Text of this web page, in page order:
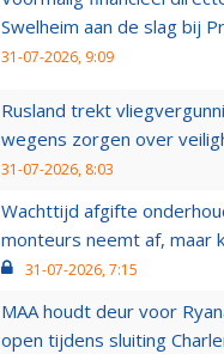
Swelheim aan de slag bij
31-07-2026, 9:09
Rusland trekt
wegens zorgen over
31-07-2026, 8:03
Wachttijd afgifte
monteurs neemt af, maar
31-07-2026, 7:15
MAA houdt deur voor
open tijdens sluiting